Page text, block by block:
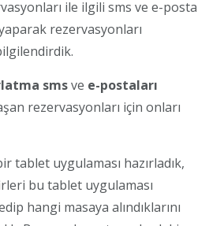
ile ilgili sms ve e-posta
rezervasyonları
smsve e-postaları
rezervasyonları için onları
tablet uygulaması hazırladık,
bu tablet uygulaması
hangi masaya alındıklarını